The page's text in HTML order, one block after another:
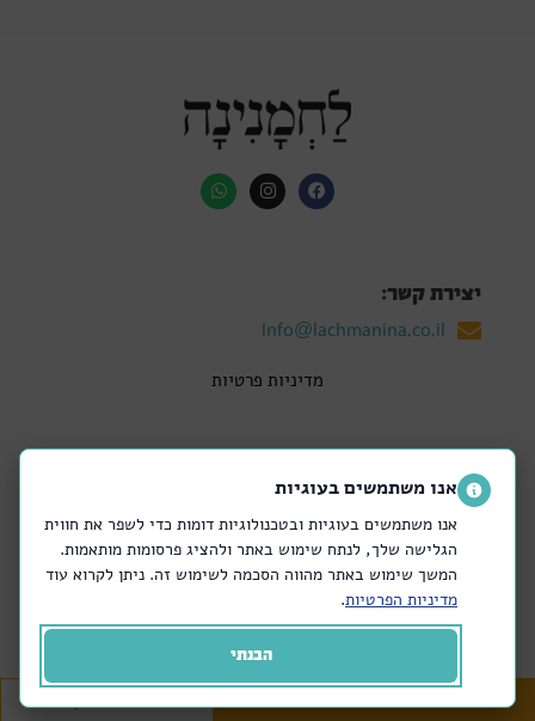
יצירת קשר:
Info@lachmanina.co.il
מדיניות פרטיות
החנויות שלנו:
קריית אונו
הרצליה
קרמניצקי
הבימה
רמת אביב
רמת החייל
פתח תקווה
אנו משתמשים בעוגיות
אנו משתמשים בעוגיות ובטכנולוגיות דומות כדי לשפר את חווית
הגלישה שלך, לנתח שימוש באתר ולהציג פרסומות מותאמות.
המשך שימוש באתר מהווה הסכמה לשימוש זה. ניתן לקרוא עוד
מדיניות הפרטיות.
הבנתי